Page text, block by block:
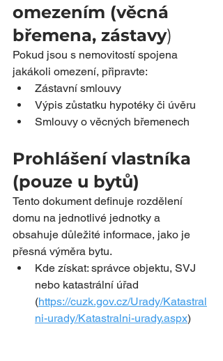
omezením (věcná
břemena, zástavy)
Pokud jsou s nemovitostí spojena
jakákoli omezení, připravte:
Zástavní smlouvy
Výpis zůstatku hypotéky či úvěru
Smlouvy o věcných břemenech
Prohlášení vlastníka
(pouze u bytů)
Tento dokument definuje rozdělení
domu na jednotlivé jednotky a
obsahuje důležité informace, jako je
přesná výměra bytu.
Kde získat: správce objektu, SVJ
nebo katastrální úřad
(https://cuzk.gov.cz/Urady/Katastral
ni-urady/Katastralni-urady.aspx)